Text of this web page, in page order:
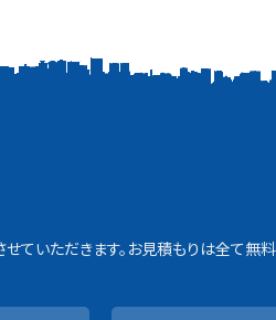
いただきます。お見積もりは全て無料